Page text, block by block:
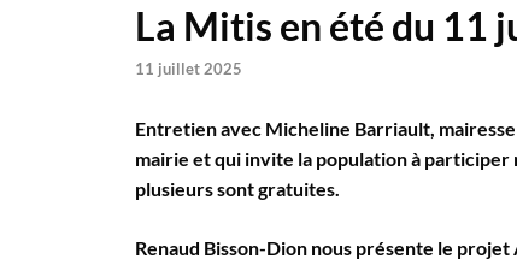
La Mitis en été du 11
11 juillet 2025
Entretien avec Micheline Barriault,
mairie et qui invite la population à
plusieurs sont gratuites.
Renaud Bisson-Dion nous présente le